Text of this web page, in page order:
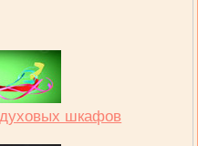
шкафов